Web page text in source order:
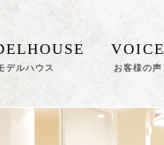
デルハウス
VOICE
お客様の声